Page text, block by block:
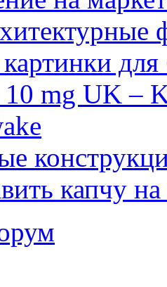
mg UK –
капчу